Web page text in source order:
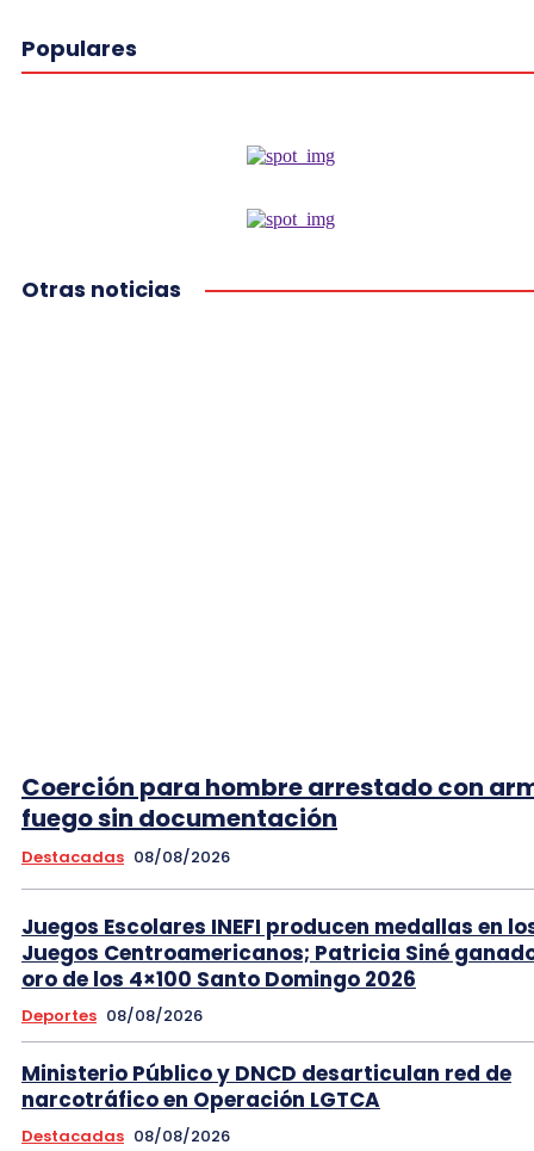
Populares
Otras noticias
Coerción para hombre arrestado con
fuego sin documentación
Destacadas 08/08/2026
Juegos Escolares INEFI producen medallas en
Juegos Centroamericanos; Patricia Siné
oro de los 4×100 Santo Domingo 2026
Deportes 08/08/2026
Ministerio Público y DNCD desarticulan red de
narcotráfico en Operación LGTCA
Destacadas 08/08/2026